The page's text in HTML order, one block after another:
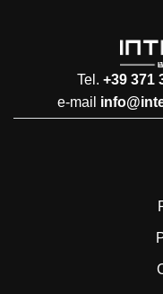
Tel. +39 371
e-mail